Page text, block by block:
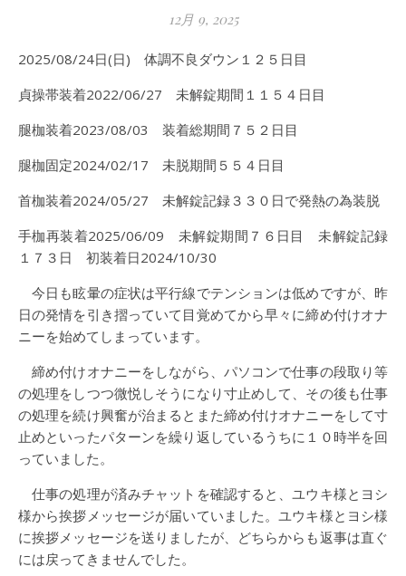
12月 9, 2025
2025/08/24日(日) 体調不良ダウン１２５日目
貞操帯装着2022/06/27 未解錠期間１１５４日目
腿枷装着2023/08/03 装着総期間７５２日目
腿枷固定2024/02/17 未脱期間５５４日目
首枷装着2024/05/27 未解錠記録３３０日で発熱の為装脱
手枷再装着2025/06/09 未解錠期間７６日目 未解錠記録
１７３日 初装着日2024/10/30
今日も眩暈の症状は平行線でテンションは低めですが、昨
日の発情を引き摺っていて目覚めてから早々に締め付けオナ
ニーを始めてしまっています。
締め付けオナニーをしながら、パソコンで仕事の段取り等
の処理をしつつ微悦しそうになり寸止めして、その後も仕事
の処理を続け興奮が治まるとまた締め付けオナニーをして寸
止めといったパターンを繰り返しているうちに１０時半を回
っていました。
仕事の処理が済みチャットを確認すると、ユウキ様とヨシ
様から挨拶メッセージが届いていました。ユウキ様とヨシ様
に挨拶メッセージを送りましたが、どちらからも返事は直ぐ
には戻ってきませんでした。